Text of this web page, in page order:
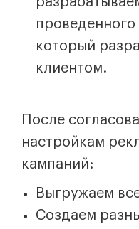
который
клиентом.
После
настройкам
кампаний:
Выгружаем
Создаем